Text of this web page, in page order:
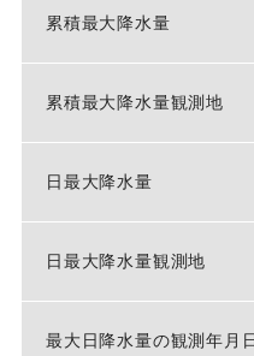
累積最大降水量
累積最大降水量観測地
日最大降水量
日最大降水量観測地
最大日降水量の観測年月